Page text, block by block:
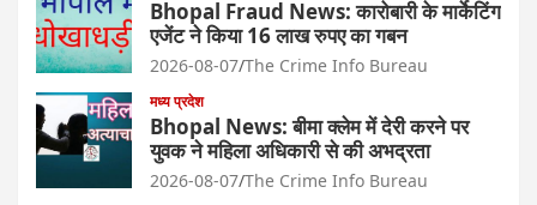
Bhopal Fraud News: कारोबारी के मार्केटिंग
एजेंट ने किया 16 लाख रुपए का गबन
2026-08-07 The Crime Info Bureau
मध्य प्रदेश
Bhopal News: बीमा क्लेम में देरी करने पर
युवक ने महिला अधिकारी से की अभद्रता
2026-08-07 The Crime Info Bureau